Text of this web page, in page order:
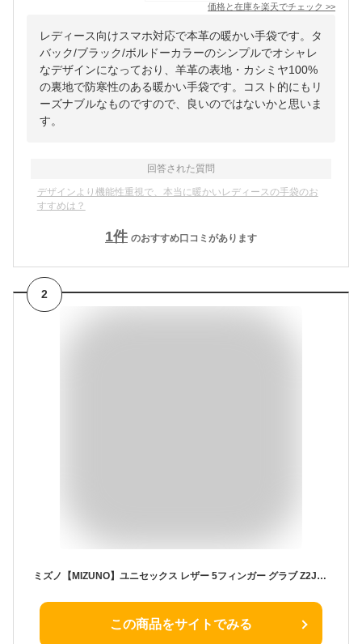
価格と在庫を楽天でチェック >>
レディース向けスマホ対応で本革の暖かい手袋です。タ
バック/ブラック/ボルドーカラーのシンプルでオシャレ
なデザインになっており、羊革の表地・カシミヤ100%
の裏地で防寒性のある暖かい手袋です。コスト的にもリ
ーズナブルなものですので、良いのではないかと思いま
す。
回答された質問
デザインより機能性重視で、本当に暖かいレディースの手袋のお
すすめは？
1件 のおすすめ口コミがあります
2
ミズノ【MIZUNO】ユニセックス レザー 5フィンガー グラブ Z2JYA501 スキーグローブ スキー手袋 (メンズ/レディース/男女兼用/ブレスサーモ/スキーグラブ/やぎ革/濡れにくい/防寒/保温/ゴアテックス)
この商品をサイトでみる